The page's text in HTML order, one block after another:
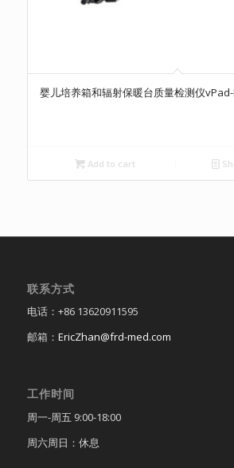
婴儿培养箱和辐射保暖台质量检测仪vPad-
Add to cart
联系方式
电话：+86 13620911595
邮箱： EricZhan@frd-med.com
工作时间
周一-周五 9:00-18:00
周六周日：休息